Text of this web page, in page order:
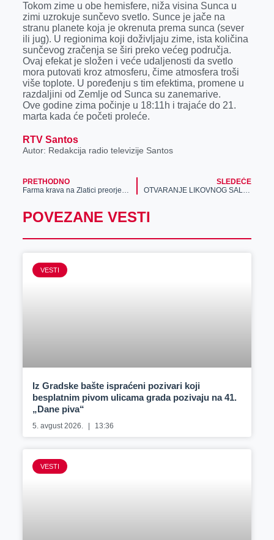
r
Tokom zime u obe hemisfere, niža visina Sunca u
zimi uzrokuje sunčevo svetlo. Sunce je jače na
stranu planete koja je okrenuta prema sunca (sever
ili jug). U regionima koji doživljaju zime, ista količina
sunčevog zračenja se širi preko većeg područja.
Ovaj efekat je složen i veće udaljenosti da svetlo
mora putovati kroz atmosferu, čime atmosfera troši
više toplote. U poređenju s tim efektima, promene u
razdaljini od Zemlje od Sunca su zanemarive.
Ove godine zima počinje u 18:11h i trajaće do 21.
marta kada će početi proleće.
RTV Santos
Autor: Redakcija radio televizije Santos
PRETHODNO
Farma krava na Zlatici preorjentisana je na tov junadi
SLEDEĆE
OTVARANJE LIKOVNOG SALONA 30X30
POVEZANE VESTI
VESTI
Iz Gradske bašte ispraćeni pozivari koji
besplatnim pivom ulicama grada pozivaju na 41.
„Dane piva“
5. avgust 2026. 13:36
VESTI